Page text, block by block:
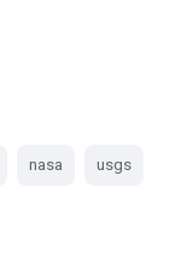
nasa usgs